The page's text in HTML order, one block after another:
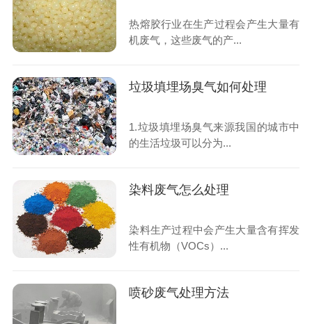
热熔胶行业在生产过程会产生大量有
机废气，这些废气的产...
垃圾填埋场臭气如何处理
1.垃圾填埋场臭气来源我国的城市中
的生活垃圾可以分为...
染料废气怎么处理
染料生产过程中会产生大量含有挥发
性有机物（VOCs）...
喷砂废气处理方法